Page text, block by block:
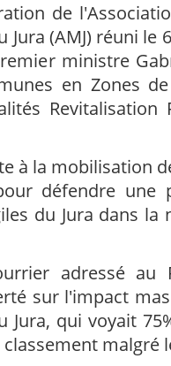
de
(AMJ) réuni le
ministre
en Zones de
Revitalisation
à la mobilisation
défendre
du Jura dans la
adressé au
sur l'impact
Jura, qui voyait
classement malgré